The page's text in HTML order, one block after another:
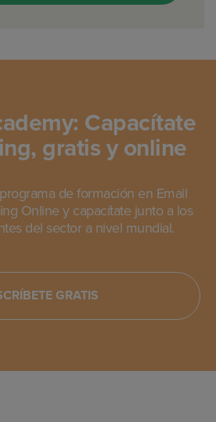
Capacítate
gratis y online
de formación en Email
Online y capacítate junto a los
del sector a nivel mundial.
GRATIS